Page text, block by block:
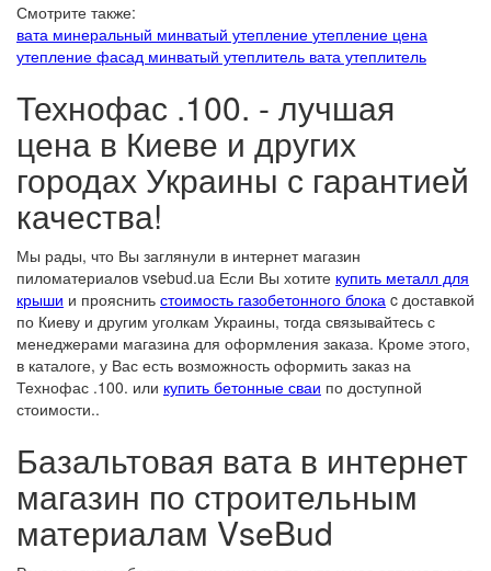
Смотрите также:
вата минеральный минватый утепление утепление цена
утепление фасад минватый утеплитель вата утеплитель
Технофас .100. - лучшая
цена в Киеве и других
городах Украины с гарантией
качества!
Мы рады, что Вы заглянули в интернет магазин
пиломатериалов vsebud.ua Если Вы хотите купить металл для
крыши и прояснить стоимость газобетонного блока c доставкой
по Киеву и другим уголкам Украины, тогда связывайтесь с
менеджерами магазина для оформления заказа. Кроме этого,
в каталоге, у Вас есть возможность оформить заказ на
Технофас .100. или купить бетонные сваи по доступной
стоимости..
Базальтовая вата в интернет
магазин по строительным
материалам VseBud